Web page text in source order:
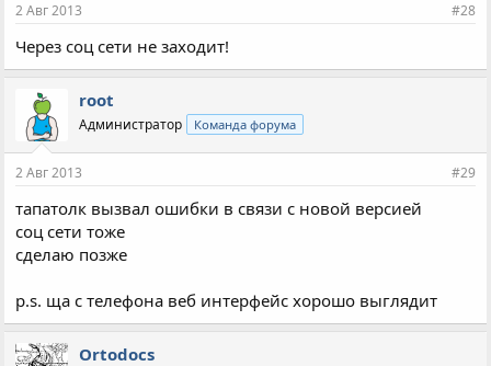
2 Авг 2013 #28
Через соц сети не заходит!
root
Администратор Команда форума
2 Авг 2013 #29
тапатолк вызвал ошибки в связи с новой версией
соц сети тоже
сделаю позже
p.s. ща с телефона веб интерфейс хорошо выглядит
Ortodocs